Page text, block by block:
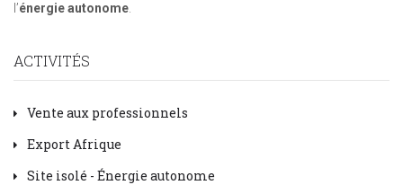
l’énergie autonome
ACTIVITÉS
Vente aux professionnels
Export Afrique
Site isolé - Énergie autonome